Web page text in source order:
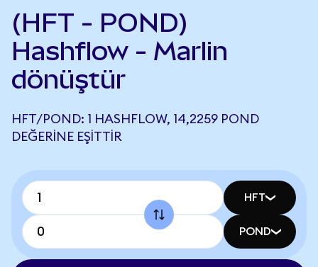
(HFT - POND)
Hashflow - Marlin
dönüştür
HFT/POND: 1 HASHFLOW, 14,2259 POND
DEĞERINE EŞITTIR
HFT
POND